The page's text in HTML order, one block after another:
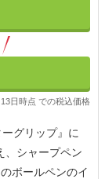
日時点 での税込価格
グリップ』に
、シャープペン
ボールペンのイ